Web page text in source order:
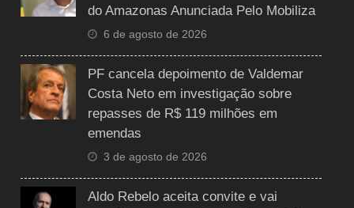
do Amazonas Anunciada Pelo Mobiliza
6 de agosto de 2026
PF cancela depoimento de Valdemar
Costa Neto em investigação sobre
repasses de R$ 119 milhões em
emendas
3 de agosto de 2026
Aldo Rebelo aceita convite e vai